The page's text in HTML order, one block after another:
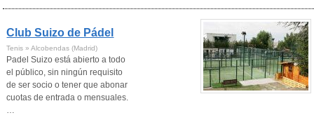
Club Suizo de Pádel
Tenis » Alcobendas (Madrid)
Padel Suizo está abierto a todo
el público, sin ningún requisito
de ser socio o tener que abonar
cuotas de entrada o mensuales.
…